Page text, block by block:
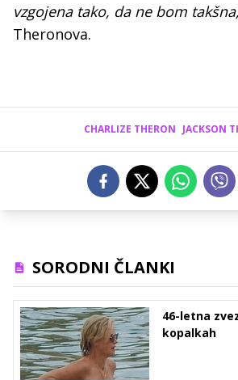
vzgojena tako, da ne bom
Theronova.
CHARLIZE THERON JACKSON
SORODNI ČLANKI
46-letna
kopalkah